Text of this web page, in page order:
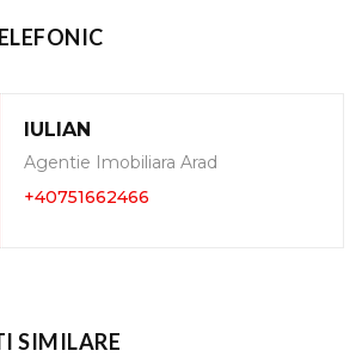
IULIAN
Agentie Imobiliara Arad
+40751662466
SIMILARE